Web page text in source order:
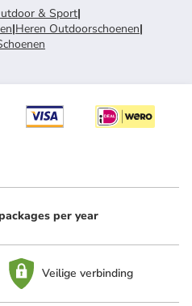
& Sport|
|Heren Outdoorschoenen|
per year
Veilige verbinding